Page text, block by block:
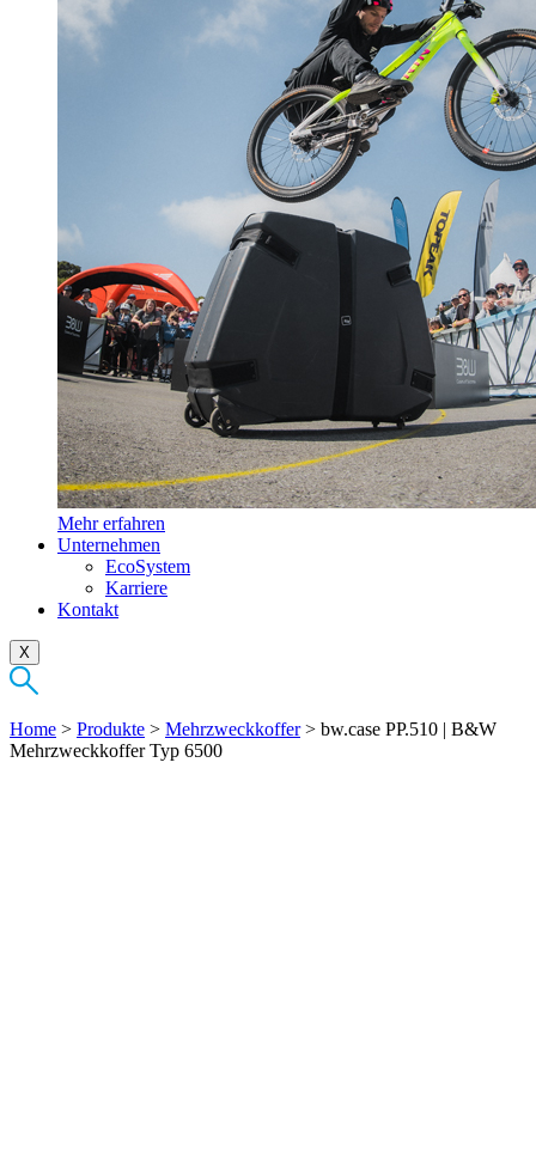
Mehr erfahren
Unternehmen
EcoSystem
Karriere
Kontakt
X
Home > Produkte > Mehrzweckkoffer> bw.case PP.510 | B&W
Mehrzweckkoffer Typ 6500